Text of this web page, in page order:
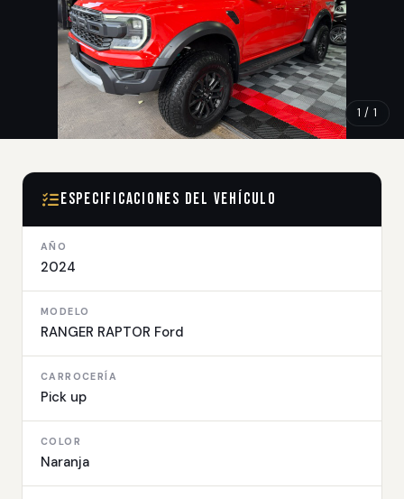
1 / 1
Especificaciones del Vehículo
AÑO
2024
MODELO
RANGER RAPTOR Ford
CARROCERÍA
Pick up
COLOR
Naranja